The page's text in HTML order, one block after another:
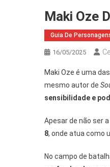
Maki Oze
Guia De
16/05/2025
Maki Oze é uma
mesmo autor de
sensibilidade e
Apesar de não ser
8, onde atua como
No campo de